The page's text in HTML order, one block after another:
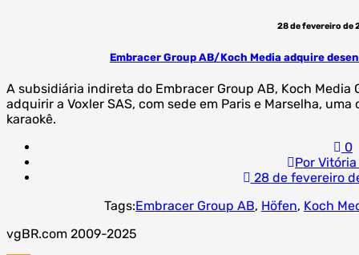
28 de fevereiro de
Embracer Group AB/Koch Media adquire
A subsidiária indireta do Embracer Group AB, Koch
adquirir a Voxler SAS, com sede em Paris e Marselha,
karaokê.
0
Por
28 de fevereiro
Tags:Embracer Group AB, Höfen, Koch
vgBR.com 2009-2025